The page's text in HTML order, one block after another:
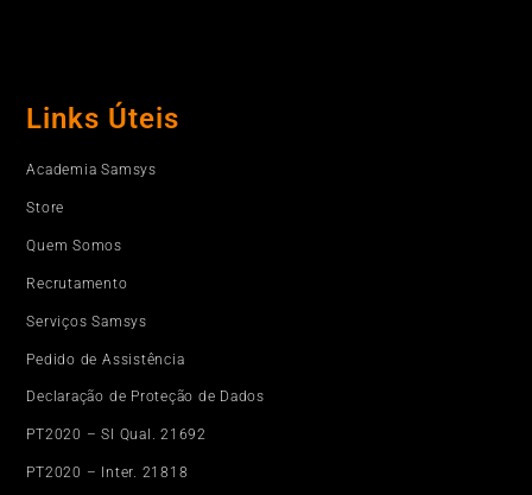
Links Úteis
Academia Samsys
Store
Quem Somos
Recrutamento
Serviços Samsys
Pedido de Assistência
Declaração de Proteção de Dados
PT2020 – SI Qual. 21692
PT2020 – Inter. 21818